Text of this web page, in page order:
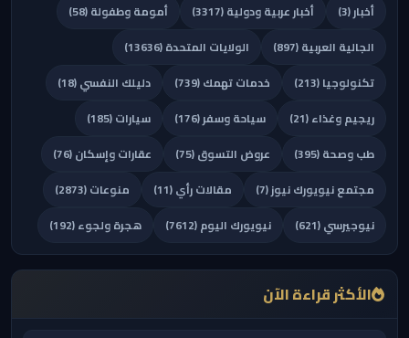
أخبار (3) أخبار عربية ودولية (3317)
أمومة وطفولة (58)
الجالية العربية (897)
الولايات المتحدة (13636)
تكنولوجيا (213)
خدمات تهمك (739)
دليلك النفسي (18)
ريجيم وغذاء (21)
سياحة وسفر (176)
سيارات (185)
طب وصحة (395)
عروض التسوق (75)
عقارات وإسكان (76)
مجتمع نيويورك نيوز (7)
مقالات رأي (11)
منوعات (2873)
نيوجيرسي (621)
نيويورك اليوم (7612) هجرة ولجوء (192)
الأكثر قراءة الآن